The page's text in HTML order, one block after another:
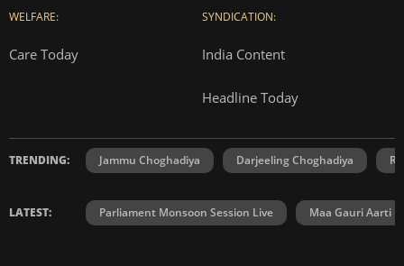
WELFARE:
Care Today
SYNDICATION:
India Content
Headline Today
TRENDING: Jammu Choghadiya Darjeeling Choghadiya
LATEST: Parliament Monsoon Session Live Maa Gauri Aarti